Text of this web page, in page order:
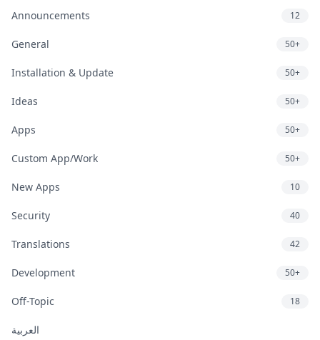
Announcements 12
General 50+
Installation & Update 50+
Ideas 50+
Apps 50+
Custom App/Work 50+
New Apps 10
Security 40
Translations 42
Development 50+
Off-Topic 18
العربية